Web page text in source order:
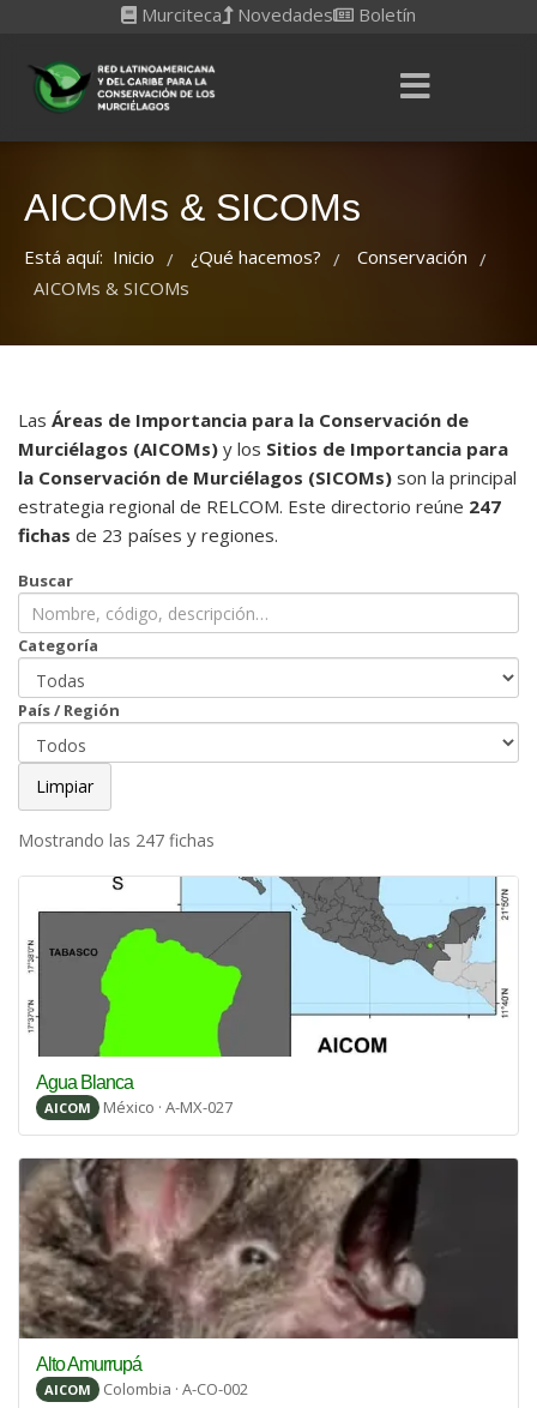
Murciteca Novedades Boletín
AICOMs & SICOMs
Está aquí: Inicio / ¿Qué hacemos? / Conservación /
AICOMs & SICOMs
Las Áreas de Importancia para la Conservación de
Murciélagos (AICOMs) y los Sitios de Importancia para
la Conservación de Murciélagos (SICOMs) son la principal
estrategia regional de RELCOM. Este directorio reúne 247
fichas de 23 países y regiones.
Buscar
Categoría
País / Región
Limpiar
Mostrando las 247 fichas
Agua Blanca
AICOM México · A-MX-027
Alto Amurrupá
AICOM Colombia · A-CO-002